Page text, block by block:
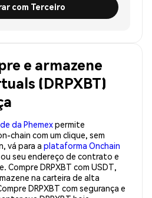
com Terceiro
e armazene
(DRPXBT)
da Phemexpermite
chain com um clique, sem
vá para a plataforma Onchain
ou seu endereço de contrato e
Compre DRPXBT com USDT,
na carteira de alta
DRPXBT com segurança e